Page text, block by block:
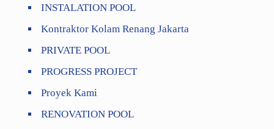
INSTALATION POOL
Kontraktor Kolam Renang Jakarta
PRIVATE POOL
PROGRESS PROJECT
Proyek Kami
RENOVATION POOL